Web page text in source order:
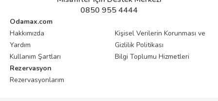
0850 955 4444
Odamax.com
Hakkımızda
Yardım
Kullanım Şartları
Kişisel Verilerin Korunması ve
Gizlilik Politikası
Bilgi Toplumu Hizmetleri
Rezervasyon
Rezervasyonlarım